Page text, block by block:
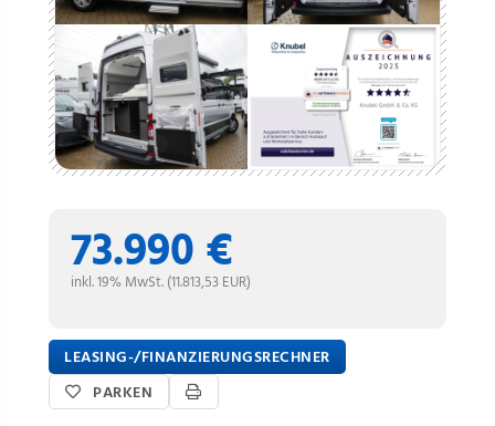
73.990 €
inkl. 19% MwSt. (11.813,53 EUR)
LEASING-/FINANZIERUNGSRECHNER
PARKEN